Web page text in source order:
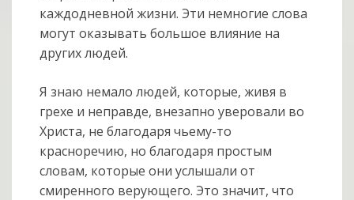
каждодневной жизни. Эти немногие слова
могут оказывать большое влияние на
других людей.
Я знаю немало людей, которые, живя в
грехе и неправде, внезапно уверовали во
Христа, не благодаря чьему-то
красноречию, но благодаря простым
словам, которые они услышали от
смиренного верующего. Это значит, что